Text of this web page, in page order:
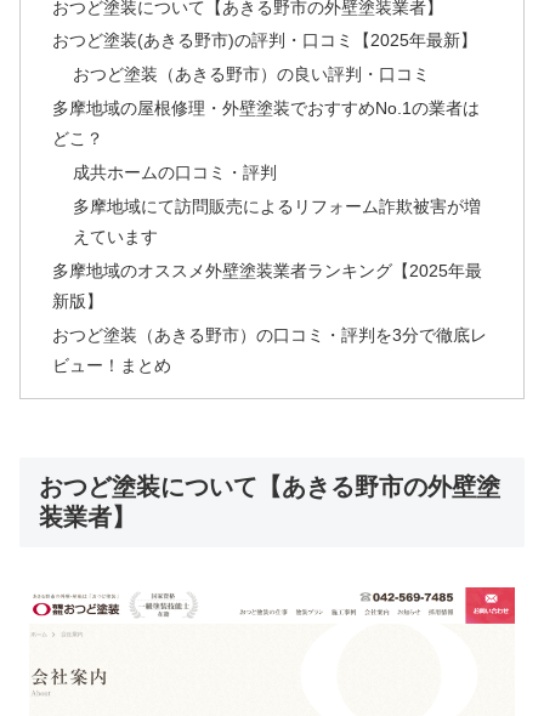
おつど塗装について【あきる野市の外壁塗装業者】
おつど塗装(あきる野市)の評判・口コミ【2025年最新】
おつど塗装（あきる野市）の良い評判・口コミ
多摩地域の屋根修理・外壁塗装でおすすめNo.1の業者は
どこ？
成共ホームの口コミ・評判
多摩地域にて訪問販売によるリフォーム詐欺被害が増
えています
多摩地域のオススメ外壁塗装業者ランキング【2025年最
新版】
おつど塗装（あきる野市）の口コミ・評判を3分で徹底レ
ビュー！まとめ
おつど塗装について【あきる野市の外壁塗
装業者】